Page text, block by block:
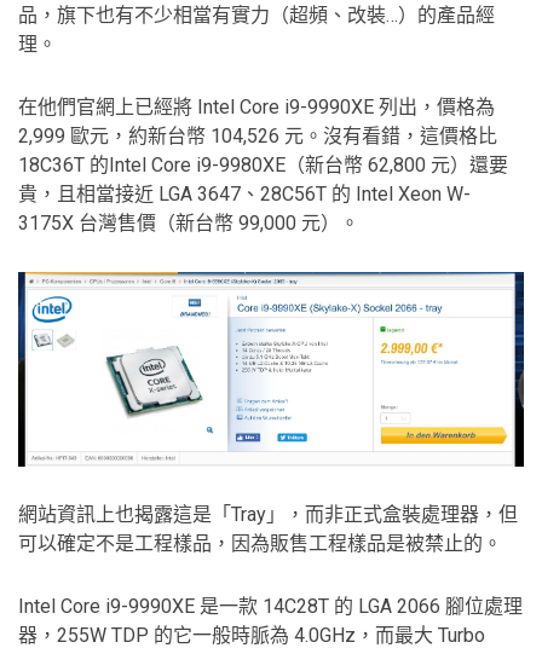
品，旗下也有不少相當有實力（超頻、改裝…）的產品經
理。
在他們官網上已經將 Intel Core i9-9990XE 列出，價格為
2,999 歐元，約新台幣 104,526 元。沒有看錯，這價格比
18C36T 的Intel Core i9-9980XE（新台幣 62,800 元）還要
貴，且相當接近 LGA 3647、28C56T 的 Intel Xeon W-
3175X 台灣售價（新台幣 99,000 元）。
網站資訊上也揭露這是「Tray」，而非正式盒裝處理器，但
可以確定不是工程樣品，因為販售工程樣品是被禁止的。
Intel Core i9-9990XE 是一款 14C28T 的 LGA 2066 腳位處理
器，255W TDP 的它一般時脈為 4.0GHz，而最大 Turbo